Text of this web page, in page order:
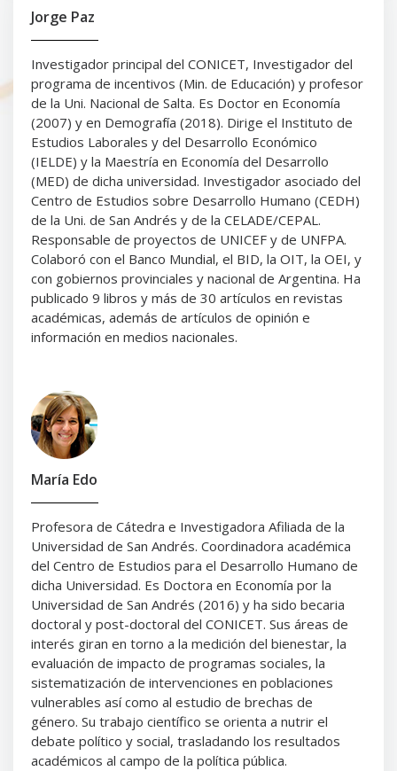
Jorge Paz
Investigador principal del CONICET, Investigador del
programa de incentivos (Min. de Educación) y profesor
de la Uni. Nacional de Salta. Es Doctor en Economía
(2007) y en Demografía (2018). Dirige el Instituto de
Estudios Laborales y del Desarrollo Económico
(IELDE) y la Maestría en Economía del Desarrollo
(MED) de dicha universidad. Investigador asociado del
Centro de Estudios sobre Desarrollo Humano (CEDH)
de la Uni. de San Andrés y de la CELADE/CEPAL.
Responsable de proyectos de UNICEF y de UNFPA.
Colaboró con el Banco Mundial, el BID, la OIT, la OEI, y
con gobiernos provinciales y nacional de Argentina. Ha
publicado 9 libros y más de 30 artículos en revistas
académicas, además de artículos de opinión e
información en medios nacionales.
María Edo
Profesora de Cátedra e Investigadora Afiliada de la
Universidad de San Andrés. Coordinadora académica
del Centro de Estudios para el Desarrollo Humano de
dicha Universidad. Es Doctora en Economía por la
Universidad de San Andrés (2016) y ha sido becaria
doctoral y post-doctoral del CONICET. Sus áreas de
interés giran en torno a la medición del bienestar, la
evaluación de impacto de programas sociales, la
sistematización de intervenciones en poblaciones
vulnerables así como al estudio de brechas de
género. Su trabajo científico se orienta a nutrir el
debate político y social, trasladando los resultados
académicos al campo de la política pública.